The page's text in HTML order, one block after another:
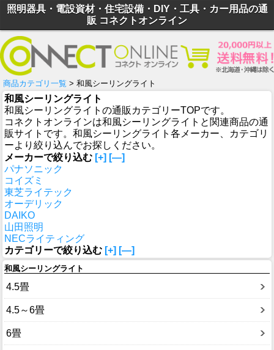
照明器具・電設資材・住宅設備・DIY・工具・カー用品の通
販 コネクトオンライン
商品カテゴリ一覧 > 和風シーリングライト
和風シーリングライト
和風シーリングライトの通販カテゴリーTOPです。
コネクトオンラインは和風シーリングライトと関連商品の通
販サイトです。和風シーリングライト各メーカー、カテゴリ
ーより絞り込んでお探しください。
メーカーで絞り込む [+] [—]
パナソニック
コイズミ
東芝ライテック
オーデリック
DAIKO
山田照明
NECライティング
カテゴリーで絞り込む [+] [—]
和風シーリングライト
4.5畳
4.5～6畳
6畳